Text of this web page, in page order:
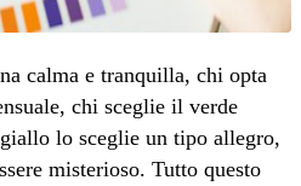
calma e tranquilla, chi opta
chi sceglie il verde
lo sceglie un tipo allegro,
misterioso. Tutto questo